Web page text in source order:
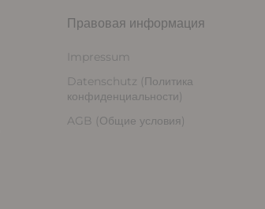
Правовая информация
Impressum
Datenschutz (Политика
конфиденциальности)
AGB (Общие условия)